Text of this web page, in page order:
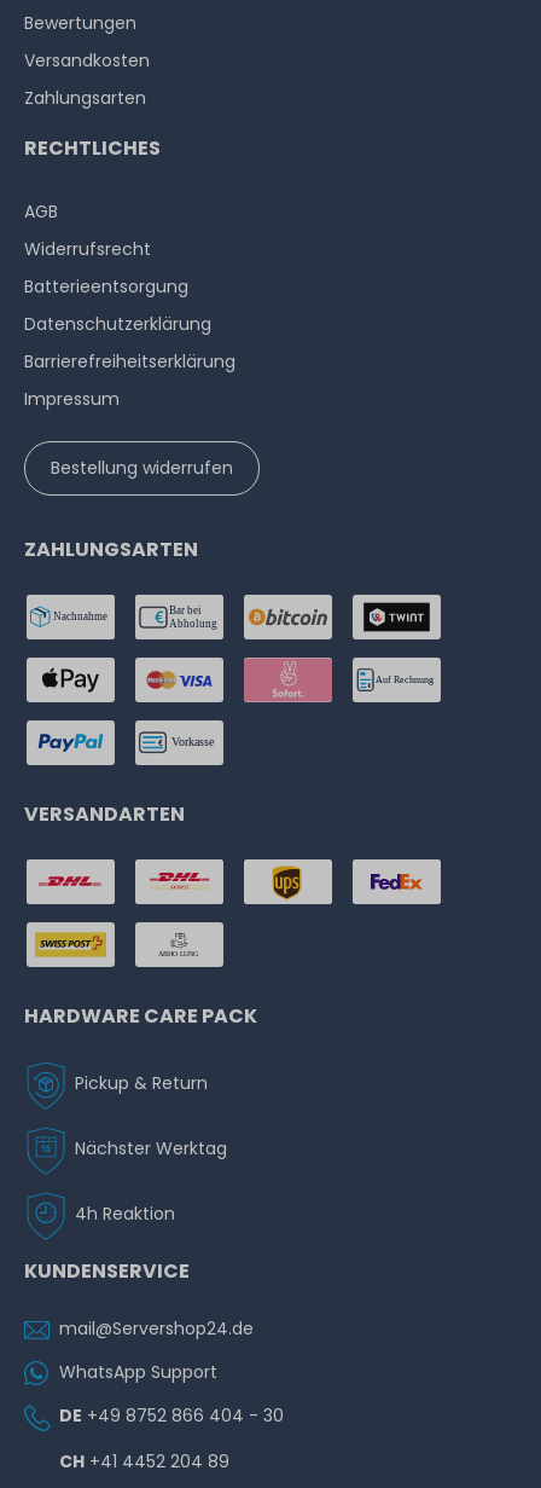
Bewertungen
Versandkosten
Zahlungsarten
RECHTLICHES
AGB
Widerrufs­recht
Batterieentsorgung
Datenschutzerklärung
Barrierefreiheitserklärung
Impressum
Bestellung widerrufen
ZAHLUNGSARTEN
VERSANDARTEN
HARDWARE CARE PACK
Pickup & Return
Nächster Werktag
4h Reaktion
KUNDENSERVICE
mail@Servershop24.de
WhatsApp Support
DE +49 8752 866 404 - 30
CH +41 4452 204 89